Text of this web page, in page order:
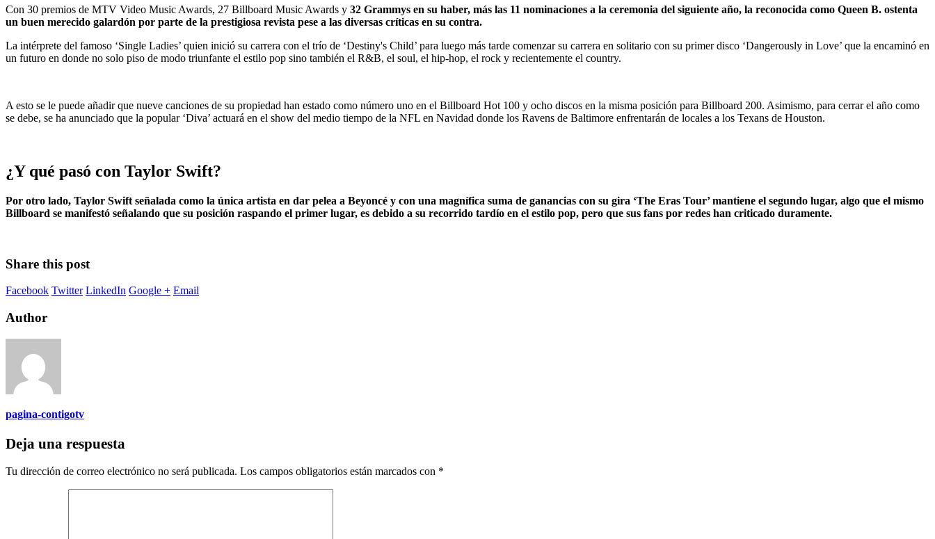
Con 30 premios de MTV Video Music Awards, 27 Billboard Music Awards y 32 Grammys en su haber, más las 11 nominaciones a la ceremonia del siguiente año, la reconocida como Queen B. ostenta
un buen merecido galardón por parte de la prestigiosa revista pese a las diversas críticas en su contra.
La intérprete del famoso ‘Single Ladies’ quien inició su carrera con el trío de ‘Destiny's Child’ para luego más tarde comenzar su carrera en solitario con su primer disco ‘Dangerously in Love’ que la encaminó en
un futuro en donde no solo piso de modo triunfante el estilo pop sino también el R&B, el soul, el hip-hop, el rock y recientemente el country.
A esto se le puede añadir que nueve canciones de su propiedad han estado como número uno en el Billboard Hot 100 y ocho discos en la misma posición para Billboard 200. Asimismo, para cerrar el año como
se debe, se ha anunciado que la popular ‘Diva’ actuará en el show del medio tiempo de la NFL en Navidad donde los Ravens de Baltimore enfrentarán de locales a los Texans de Houston.
¿Y qué pasó con Taylor Swift?
Por otro lado, Taylor Swift señalada como la única artista en dar pelea a Beyoncé y con una magnífica suma de ganancias con su gira ‘The Eras Tour’ mantiene el segundo lugar, algo que el mismo
Billboard se manifestó señalando que su posición raspando el primer lugar, es debido a su recorrido tardío en el estilo pop, pero que sus fans por redes han criticado duramente.
Share this post
Facebook Twitter LinkedIn Google + Email
Author
pagina-contigotv
Deja una respuesta
Tu dirección de correo electrónico no será publicada. Los campos obligatorios están marcados con *